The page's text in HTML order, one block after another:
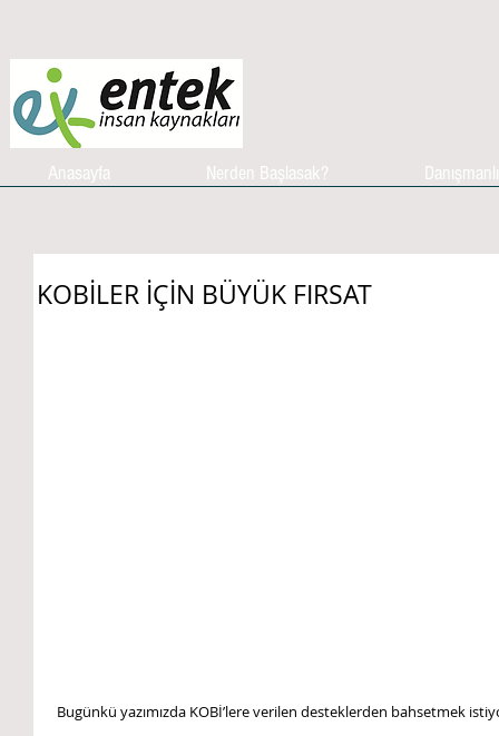
Anasayfa Nerden Başlasak?
KOBİLER İÇİN BÜYÜK FIRSAT
Bugünkü yazımızda KOBİ’lere verilen desteklerden bahsetmek